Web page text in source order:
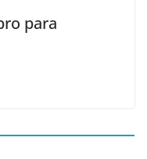
para